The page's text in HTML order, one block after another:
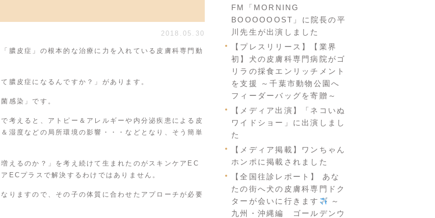
2018.05.30
膿皮症」の根本的な治療に力を入れている皮膚科専門動
膿皮症になるんですか？」があります。
感染」です。
考えると、アトピー＆アレルギーや内分泌疾患による皮
湿度などの局所環境の影響・・・などとなり、そう簡単
えるのか？」を考え続けて生まれたのがスキンケアEC
ECプラスで解決するわけではありません。
りますので、その子の体質に合わせたアプローチが必要
FM「MORNING
BOOOOOOST」に院長の平
川先生が出演しました
【プレスリリース】【業界
初】犬の皮膚科専門病院がゴ
リラの採食エンリッチメント
を支援 ～千葉市動物公園へ
フィーダーバッグを寄贈～
【メディア出演】「ネコいぬ
ワイドショー」に出演しまし
た
【メディア掲載】ワンちゃん
ホンポに掲載されました
【全国往診レポート】 あな
たの街へ犬の皮膚科専門ドク
ターが会いに行きます
～
九州・沖縄編 ゴールデンウ